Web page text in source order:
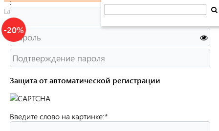
Главная /
-20%
Защита от автоматической регистрации
Введите слово на картинке:*